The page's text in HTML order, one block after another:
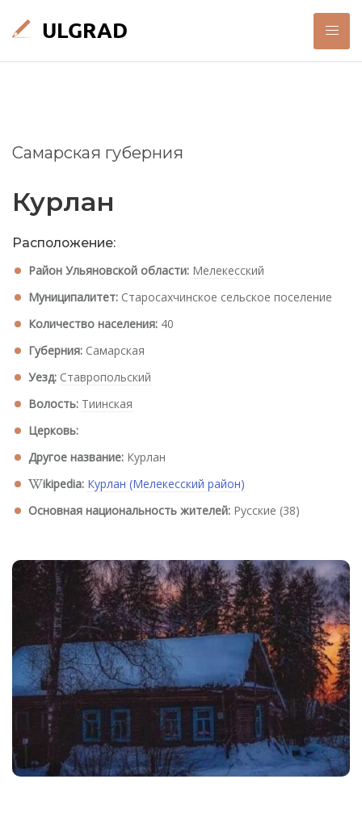
Самарская губерния
Курлан
Расположение:
Район Ульяновской области: Мелекесский
Муниципалитет: Старосахчинское сельское поселение
Количество населения: 40
Губерния: Самарская
Уезд: Ставропольский
Волость: Тиинская
Церковь:
Другое название: Курлан
ikipedia: Курлан (Мелекесский район)
Основная национальность жителей: Русские (38)